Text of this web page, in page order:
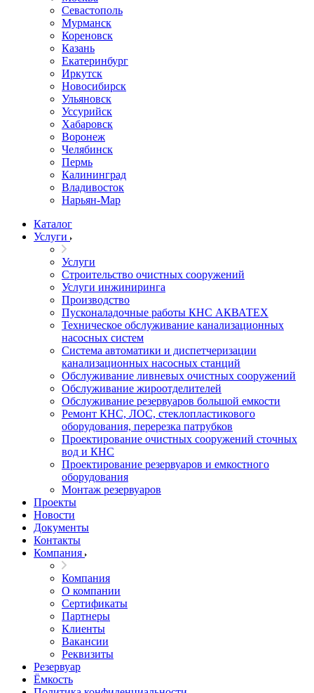
Севастополь
Мурманск
Кореновск
Казань
Екатеринбург
Иркутск
Новосибирск
Ульяновск
Уссурийск
Хабаровск
Воронеж
Челябинск
Пермь
Калининград
Владивосток
Нарьян-Мар
Каталог
Услуги
Услуги
Строительство очистных сооружений
Услуги инжиниринга
Производство
Пусконаладочные работы КНС АКВАТЕХ
Техническое обслуживание канализационных
насосных систем
Система автоматики и диспетчеризации
канализационных насосных станций
Обслуживание ливневых очистных сооружений
Обслуживание жироотделителей
Обслуживание резервуаров большой емкости
Ремонт КНС, ЛОС, стеклопластикового
оборудования, перерезка патрубков
Проектирование очистных сооружений сточных
вод и КНС
Проектирование резервуаров и емкостного
оборудования
Монтаж резервуаров
Проекты
Новости
Документы
Контакты
Компания
Компания
О компании
Сертификаты
Партнеры
Клиенты
Вакансии
Реквизиты
Резервуар
Ёмкость